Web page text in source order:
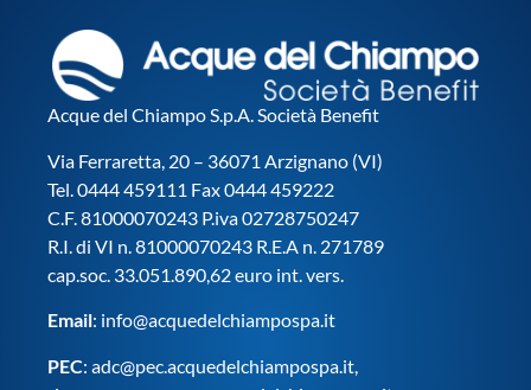
Acque del Chiampo S.p.A. Società Benefit
Via Ferraretta, 20 – 36071 Arzignano (VI)
Tel. 0444 459111 Fax 0444 459222
C.F. 81000070243 P.iva 02728750247
R.I. di VI n. 81000070243 R.E.A n. 271789
cap.soc. 33.051.890,62 euro int. vers.
Email: info@acquedelchiampospa.it
PEC: adc@pec.acquedelchiampospa.it